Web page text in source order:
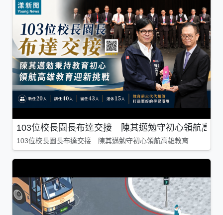
103位校長園長布達交接 陳其邁勉守初心領航高雄
103位校長園長布達交接 陳其邁勉守初心領航高雄教育